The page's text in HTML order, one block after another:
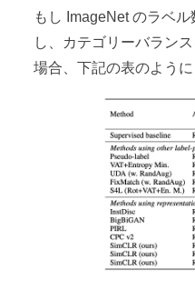
もし ImageNet のラベ
し、カテゴリーバラン
場合、下記の表のように